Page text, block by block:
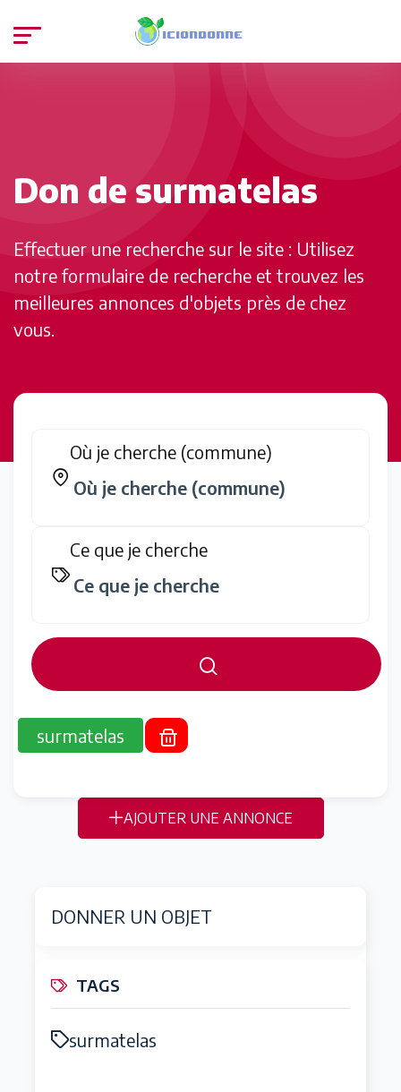
Don de surmatelas
Effectuer une recherche sur le site : Utilisez
notre formulaire de recherche et trouvez les
meilleures annonces d'objets près de chez
vous.
Où je cherche (commune)
Ce que je cherche
surmatelas
AJOUTER UNE ANNONCE
DONNER UN OBJET
TAGS
surmatelas